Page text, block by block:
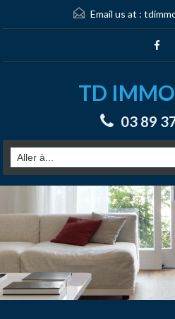
Email us at :
TD
03 89